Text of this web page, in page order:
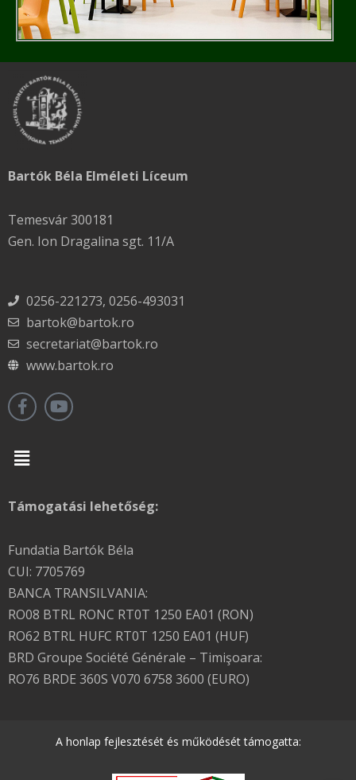
Bartók Béla Elméleti Líceum
Temesvár 300181
Gen. Ion Dragalina sgt. 11/A
0256-221273, 0256-493031
bartok@bartok.ro
secretariat@bartok.ro
www.bartok.ro
Menu
Támogatási lehetőség:
Fundatia Bartók Béla
CUI: 7705769
BANCA TRANSILVANIA:
RO08 BTRL RONC RT0T 1250 EA01 (RON)
RO62 BTRL HUFC RT0T 1250 EA01 (HUF)
BRD Groupe Société Générale – Timişoara:
RO76 BRDE 360S V070 6758 3600 (EURO)
A honlap fejlesztését és működését támogatta: